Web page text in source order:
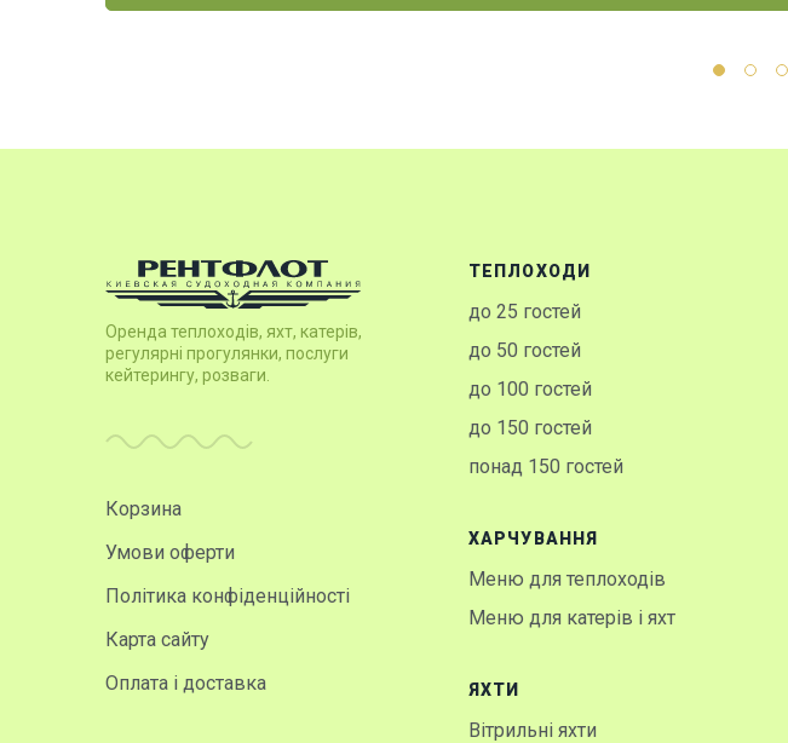
Оренда теплоходів, яхт, катерів,
регулярні прогулянки, послуги
кейтерингу, розваги.
Корзина
Умови оферти
Політика конфіденційності
Карта сайту
Оплата і доставка
ТЕПЛОХОДИ
до 25 гостей
до 50 гостей
до 100 гостей
до 150 гостей
понад 150 гостей
ХАРЧУВАННЯ
Меню для теплоходів
Меню для катерів і яхт
ЯХТИ
Вітрильні яхти